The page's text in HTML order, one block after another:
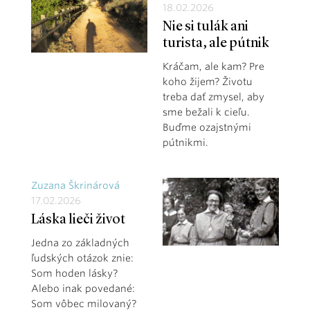
18.02.2026
Nie si tulák ani
turista, ale pútnik
Kráčam, ale kam? Pre
koho žijem? Životu
treba dať zmysel, aby
sme bežali k cieľu.
Buďme ozajstnými
pútnikmi.
Zuzana Škrinárová
17.02.2026
Láska lieči život
Jedna zo základných
ľudských otázok znie:
Som hoden lásky?
Alebo inak povedané:
Som vôbec milovaný?